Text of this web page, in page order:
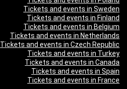
Tickets and events in Sweden
Tickets and events in Finland
Tickets and events in Belgium
Tickets and events in Netherlands
Tickets and events in Czech Republic
Tickets and events in Turkey
Tickets and events in Canada
Tickets and events in Spain
Tickets and events in France